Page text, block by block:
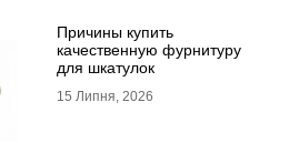
Причины купить
качественную фурнитуру
для шкатулок
15 Липня, 2026